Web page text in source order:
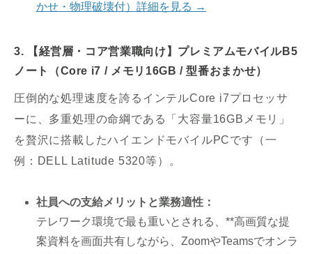
かせ・物理破壊付）詳細を見る →
3. 【経営層・コア営業職向け】プレミアムモバイルB5
ノート（Core i7 / メモリ16GB / 型番おまかせ）
圧倒的な処理速度を誇るインテルCore i7プロセッサ
ーに、多重処理の命綱である「大容量16GBメモリ」
を贅沢に搭載したハイエンドモバイルPCです（一
例：DELL Latitude 5320等）。
社員への支給メリットと業務適性：
テレワーク環境で最も重いとされる、**高画質な提
案資料を画面共有しながら、ZoomやTeamsでオンラ